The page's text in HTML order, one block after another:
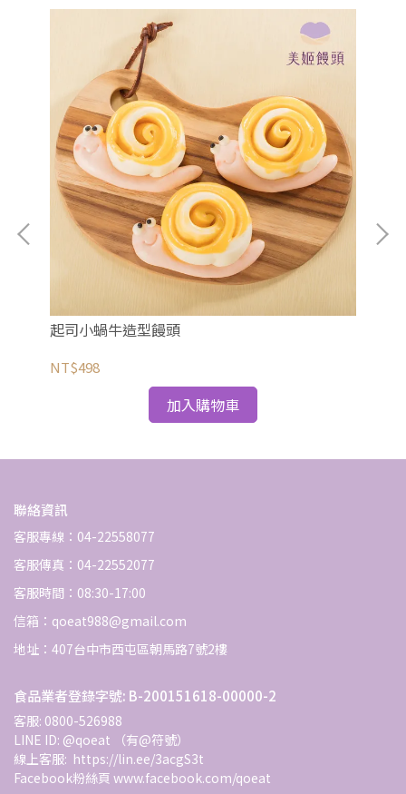
起司小蝸牛造型饅頭
NT$498
加入購物車
聯絡資訊
客服專線：04-22558077
客服傳真：04-22552077
客服時間：08:30-17:00
信箱：qoeat988@gmail.com
地址：407台中市西屯區朝馬路7號2樓
食品業者登錄字號: B-200151618-00000-2
客服: 0800-526988
LINE ID: @qoeat （有@符號）
線上客服:  https://lin.ee/3acgS3t
Facebook粉絲頁 www.facebook.com/qoeat